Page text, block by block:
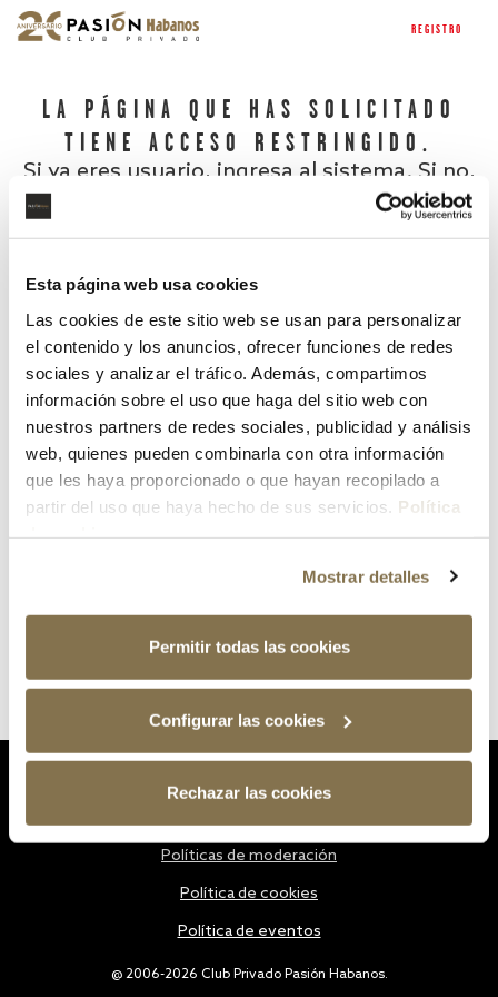
Esta página web usa cookies
Las cookies de este sitio web se usan para personalizar
el contenido y los anuncios, ofrecer funciones de redes
sociales y analizar el tráfico. Además, compartimos
información sobre el uso que haga del sitio web con
nuestros partners de redes sociales, publicidad y análisis
web, quienes pueden combinarla con otra información
que les haya proporcionado o que hayan recopilado a
partir del uso que haya hecho de sus servicios. Política
Mostrar detalles
Permitir todas las cookies
Configurar las cookies
Rechazar las cookies
REGISTRO
LA PÁGINA QUE HAS SOLICITADO
TIENE ACCESO RESTRINGIDO.
Si ya eres usuario, ingresa al sistema. Si no,
¿Has olvidado tu contraseña?
@ 2006-2026 Club Privado Pasión Habanos.
Políticas de moderación
Política de cookies
Política de eventos